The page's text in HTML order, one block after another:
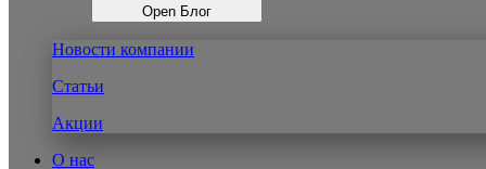
Open Блог
Новости компании
Статьи
Акции
О нас